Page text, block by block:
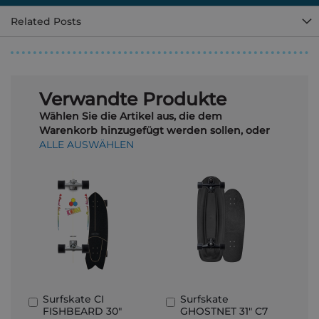
Related Posts
Verwandte Produkte
Wählen Sie die Artikel aus, die dem
Warenkorb hinzugefügt werden sollen, oder
ALLE AUSWÄHLEN
Surfskate CI
FISHBEARD 30"
In
den
Surfskate
GHOSTNET 31" C7
In
den